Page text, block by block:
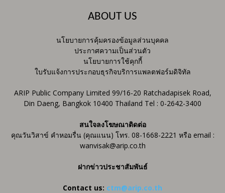
ABOUT US
นโยบายการคุ้มครองข้อมูลส่วนบุคคล
ประกาศความเป็นส่วนตัว
นโยบายการใช้คุกกี้
ใบรับแจ้งการประกอบธุรกิจบริการแพลตฟอร์มดิจิทัล
ARIP Public Company Limited 99/16-20 Ratchadapisek Road,
Din Daeng, Bangkok 10400 Thailand Tel : 0-2642-3400
สนใจลงโฆษณาติดต่อ
คุณวันวิสาข์ คำหอมรื่น (คุณแนน) โทร. 08-1668-2221 หรือ email :
wanvisak@arip.co.th
ฝากข่าวประชาสัมพันธ์
Contact us: ctm@arip.co.th